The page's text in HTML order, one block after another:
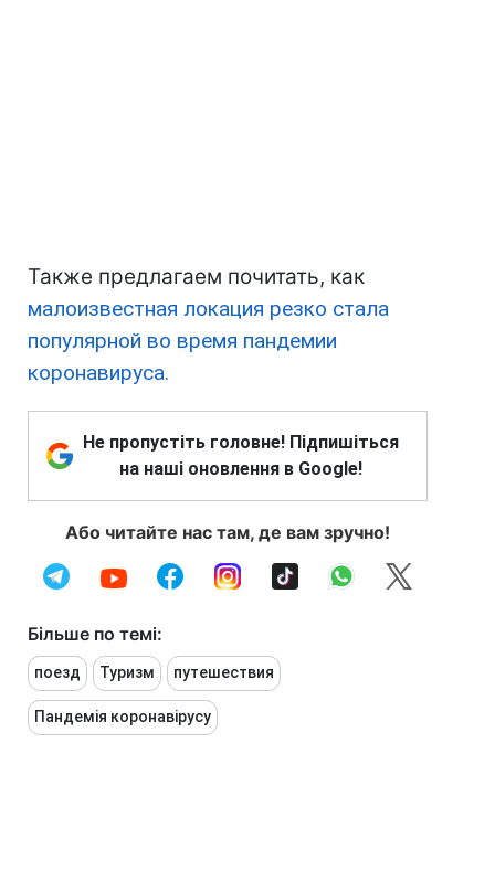
Также предлагаем почитать, как
малоизвестная локация резко стала
популярной во время пандемии
коронавируса.
Не пропустіть головне! Підпишіться
на наші оновлення в Google!
Або читайте нас там, де вам зручно!
Більше по темі:
поезд Туризм путешествия
Пандемія коронавірусу